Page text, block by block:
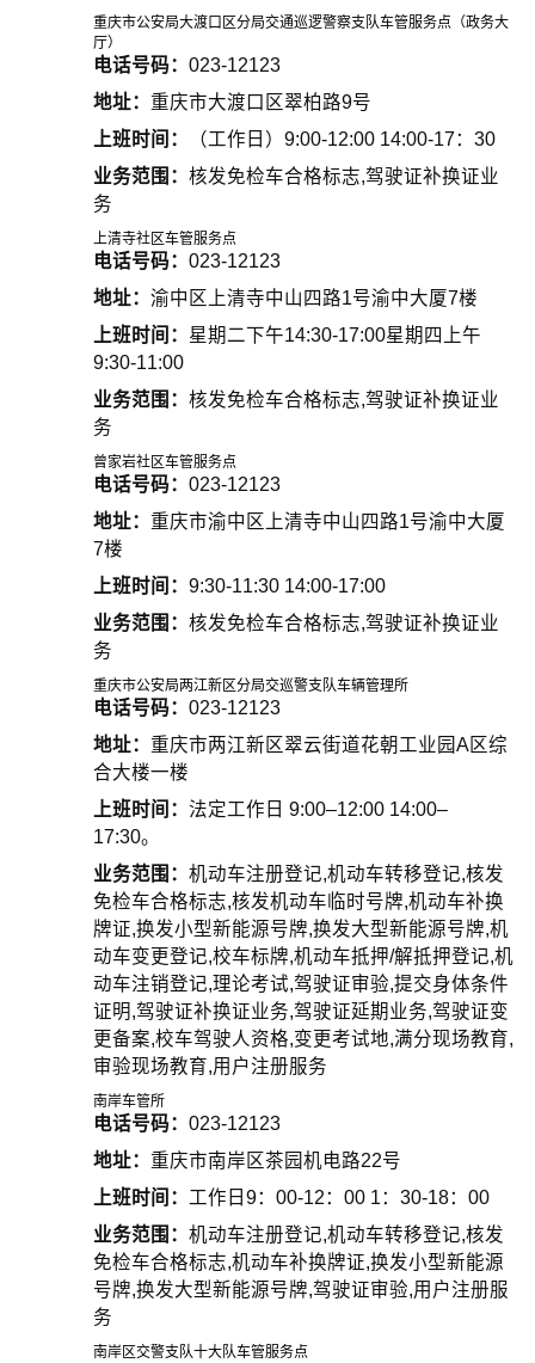
重庆市公安局大渡口区分局交通巡逻警察支队车管服务点（政务大
厅）
电话号码： 023-12123
地址： 重庆市大渡口区翠柏路9号
上班时间：
（工作日）9:00-12:00 14:00-17：30
业务范围： 核发免检车合格标志,驾驶证补换证业
务
上清寺社区车管服务点
电话号码： 023-12123
地址： 渝中区上清寺中山四路1号渝中大厦7楼
上班时间： 星期二下午14:30-17:00星期四上午
9:30-11:00
业务范围： 核发免检车合格标志,驾驶证补换证业
务
曾家岩社区车管服务点
电话号码： 023-12123
地址： 重庆市渝中区上清寺中山四路1号渝中大厦
7楼
上班时间： 9:30-11:30 14:00-17:00
业务范围： 核发免检车合格标志,驾驶证补换证业
务
重庆市公安局两江新区分局交巡警支队车辆管理所
电话号码： 023-12123
地址： 重庆市两江新区翠云街道花朝工业园A区综
合大楼一楼
上班时间： 法定工作日 9:00–12:00 14:00–
17:30。
业务范围： 机动车注册登记,机动车转移登记,核发
免检车合格标志,核发机动车临时号牌,机动车补换
牌证,换发小型新能源号牌,换发大型新能源号牌,机
动车变更登记,校车标牌,机动车抵押/解抵押登记,机
动车注销登记,理论考试,驾驶证审验,提交身体条件
证明,驾驶证补换证业务,驾驶证延期业务,驾驶证变
更备案,校车驾驶人资格,变更考试地,满分现场教育,
审验现场教育,用户注册服务
南岸车管所
电话号码： 023-12123
地址： 重庆市南岸区茶园机电路22号
上班时间： 工作日9：00-12：00 1：30-18：00
业务范围： 机动车注册登记,机动车转移登记,核发
免检车合格标志,机动车补换牌证,换发小型新能源
号牌,换发大型新能源号牌,驾驶证审验,用户注册服
务
南岸区交警支队十大队车管服务点